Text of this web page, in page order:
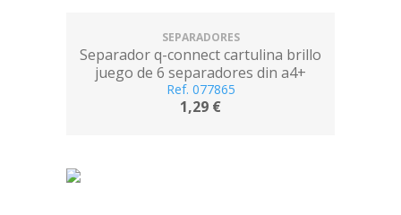
SEPARADORES
Separador q-connect cartulina brillo
juego de 6 separadores din a4+
multitaladro
Ref. 077865
1,29 €